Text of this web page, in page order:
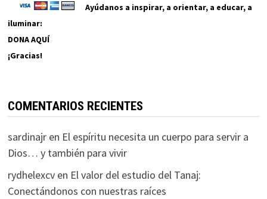
Ayúdanos a inspirar, a orientar, a educar, a
iluminar:
DONA AQUÍ
¡Gracias!
COMENTARIOS RECIENTES
sardinajren El espíritu necesita un cuerpo para servir a
Dios… y también para vivir
rydhelexcven El valor del estudio del Tanaj:
Conectándonos con nuestras raíces